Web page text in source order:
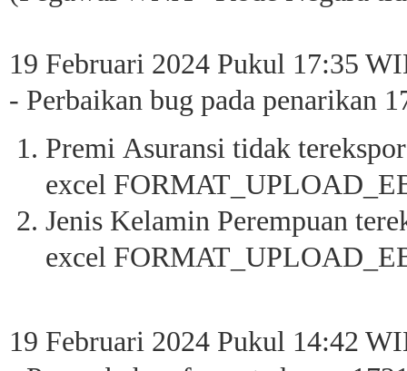
19 Februari 2024 Pukul 17:35
- Perbaikan bug pada penarikan
Premi Asuransi tidak
excel
Jenis Kelamin Perempuan
excel
19 Februari 2024 Pukul 14:42